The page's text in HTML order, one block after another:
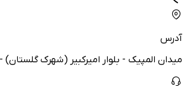
آدرس
میدان المپیک - بلوار امیرکبیر (شهرک گلستان) - بلوار گلها -